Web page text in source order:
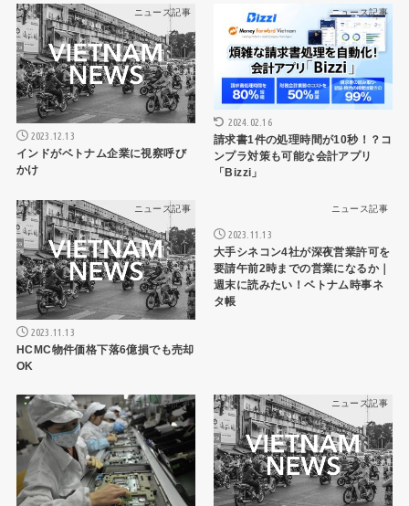
ニュース記事
2023.12.13
インドがベトナム企業に視察呼び
かけ
ニュース記事
2024.02.16
請求書1件の処理時間が10秒！？コ
ンプラ対策も可能な会計アプリ
「Bizzi」
ニュース記事
2023.11.13
HCMC物件価格下落6億損でも売却
OK
ニュース記事
2023.11.13
大手シネコン4社が深夜営業許可を
要請午前2時までの営業になるか｜
週末に読みたい！ベトナム時事ネ
タ帳
ニュース記事 ニュース記事